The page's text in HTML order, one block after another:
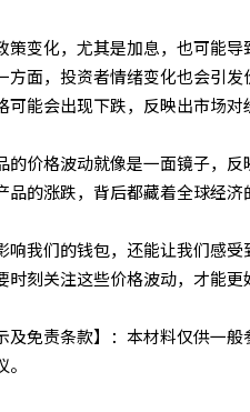
策变化，尤其是加息，也可能
方面，投资者情绪变化也会引
可能会出现下跌，反映出市场对
的价格波动就像是一面镜子，
品的涨跌，背后都藏着全球经济
响我们的钱包，还能让我们感
时刻关注这些价格波动，才能更
及免责条款】：本材料仅供一